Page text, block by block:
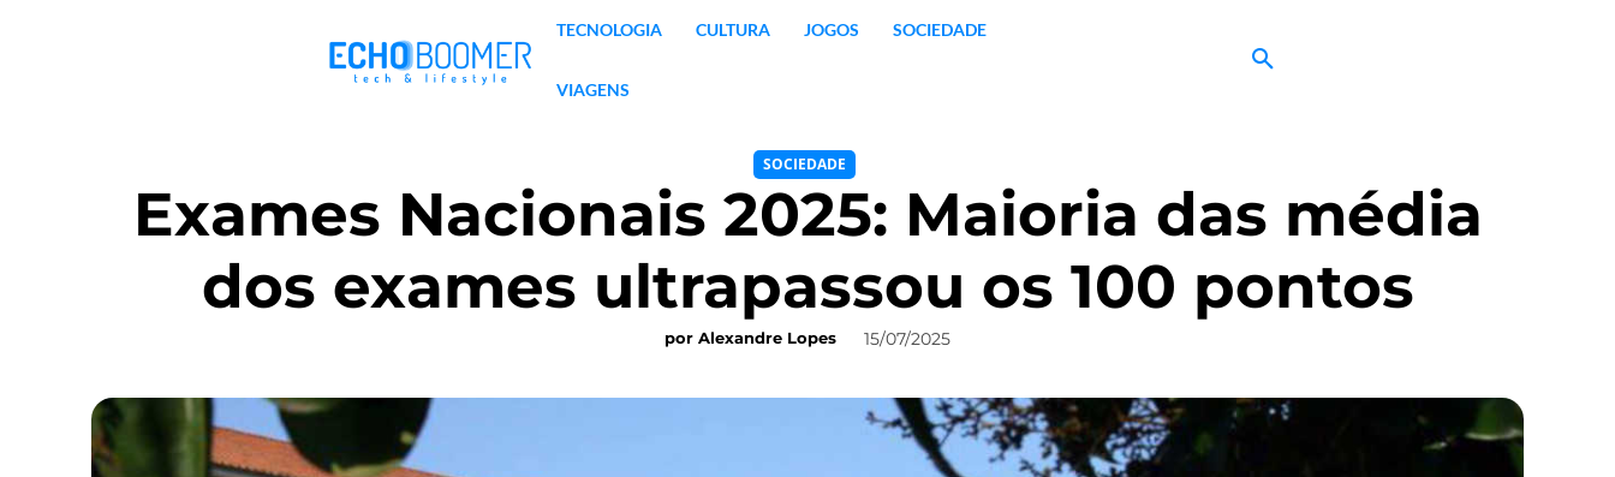
TECNOLOGIA CULTURA JOGOS SOCIEDADE
VIAGENS
SOCIEDADE
Exames Nacionais 2025: Maioria das média
dos exames ultrapassou os 100 pontos
por Alexandre Lopes 15/07/2025